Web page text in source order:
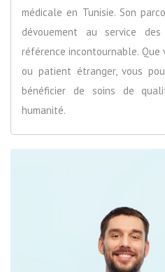
médicale en Tunisie. Son
dévouement au service
référence incontournable. Que
ou patient étranger, vous
bénéficier de soins de
humanité.